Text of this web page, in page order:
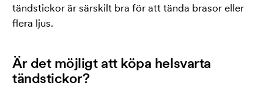
tändstickor är särskilt bra för att tända brasor eller
flera ljus.
Är det möjligt att köpa helsvarta
tändstickor?